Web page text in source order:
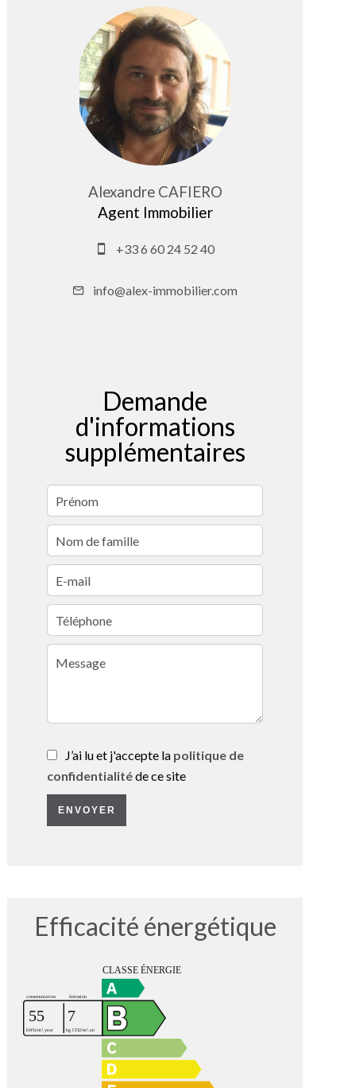
Alexandre CAFIERO
Agent Immobilier
+33 6 60 24 52 40
info@alex-immobilier.com
Demande
d'informations
supplémentaires
J’ai lu et j'accepte la politique de
confidentialitéde ce site
ENVOYER
Efficacité énergétique